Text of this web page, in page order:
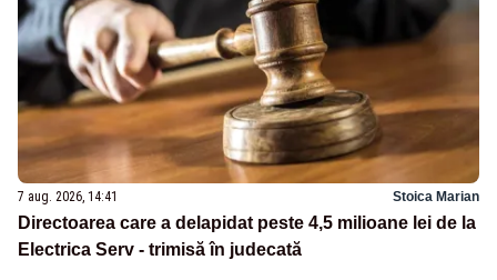
7 aug. 2026, 14:41 Stoica Marian
Directoarea care a delapidat peste 4,5 milioane lei de la
Electrica Serv - trimisă în judecată